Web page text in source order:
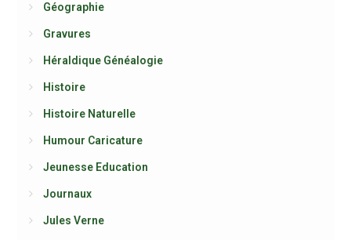
Géographie
Gravures
Héraldique Généalogie
Histoire
Histoire Naturelle
Humour Caricature
Jeunesse Education
Journaux
Jules Verne